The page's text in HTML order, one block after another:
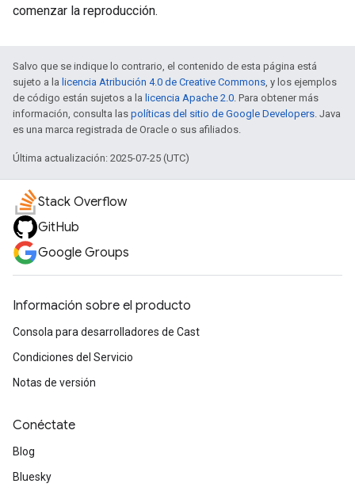
comenzar la reproducción.
Salvo que se indique lo contrario, el contenido de esta página está
sujeto a la licencia Atribución 4.0 de Creative Commons, y los ejemplos
de código están sujetos a la licencia Apache 2.0. Para obtener más
información, consulta las políticas del sitio de Google Developers. Java
es una marca registrada de Oracle o sus afiliados.
Última actualización: 2025-07-25 (UTC)
Stack Overflow
GitHub
Google Groups
Información sobre el producto
Consola para desarrolladores de Cast
Condiciones del Servicio
Notas de versión
Conéctate
Blog
Bluesky